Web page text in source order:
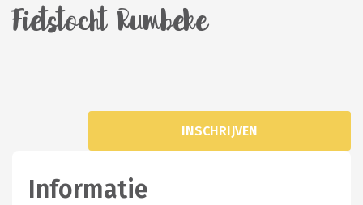
Fietstocht Rumbeke
INSCHRIJVEN
Informatie